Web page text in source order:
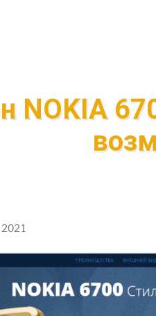
NOKIA